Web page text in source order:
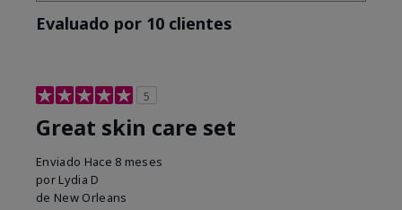
Evaluado por 10 clientes
5
Great skin care set
Enviado Hace 8 meses
por Lydia D
de New Orleans